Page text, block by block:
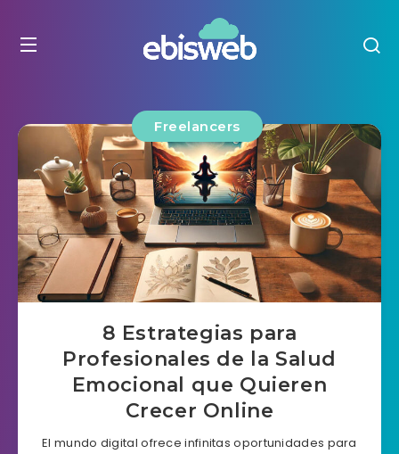
Freelancers
8 Estrategias para
Profesionales de la Salud
Emocional que Quieren
Crecer Online
El mundo digital ofrece infinitas oportunidades para